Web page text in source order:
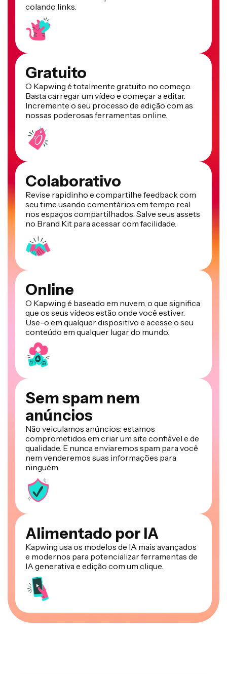
colando links.
Gratuito
O Kapwing é totalmente gratuito no começo.
Basta carregar um vídeo e começar a editar.
Incremente o seu processo de edição com as
nossas poderosas ferramentas online.
Colaborativo
Revise rapidinho e compartilhe feedback com
seu time usando comentários em tempo real
nos espaços compartilhados. Salve seus assets
no Brand Kit para acessar com facilidade.
Online
O Kapwing é baseado em nuvem, o que significa
que os seus vídeos estão onde você estiver.
Use-o em qualquer dispositivo e acesse o seu
conteúdo em qualquer lugar do mundo.
Sem spam nem
anúncios
Não veiculamos anúncios: estamos
comprometidos em criar um site confiável e de
qualidade. E nunca enviaremos spam para você
nem venderemos suas informações para
ninguém.
Alimentado por IA
Kapwing usa os modelos de IA mais avançados
e modernos para potencializar ferramentas de
IA generativa e edição com um clique.